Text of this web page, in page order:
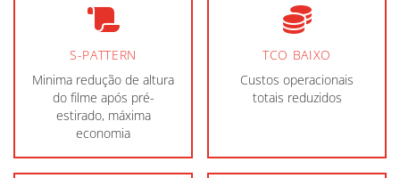
S-PATTERN
Minima redução de altura
do filme após pré-
estirado, máxima
economia
TCO BAIXO
Custos operacionais
totais reduzidos